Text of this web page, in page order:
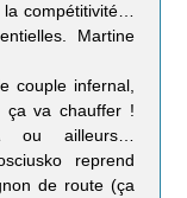
la compétitivité…
Martine
couple infernal,
va chauffer !
ou ailleurs…
reprend
de route (ça